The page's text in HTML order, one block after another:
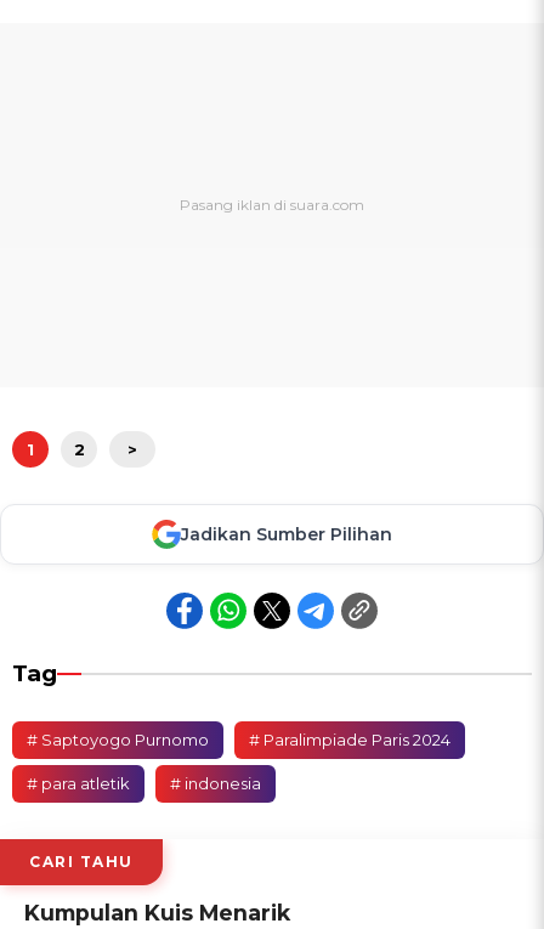
1 2 >
Jadikan Sumber Pilihan
Tag
# Saptoyogo Purnomo # Paralimpiade Paris 2024
# para atletik # indonesia
CARI TAHU
Kumpulan Kuis Menarik